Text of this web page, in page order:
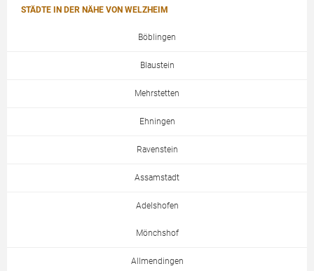
STÄDTE IN DER NÄHE VON WELZHEIM
Böblingen
Blaustein
Mehrstetten
Ehningen
Ravenstein
Assamstadt
Adelshofen
Mönchshof
Allmendingen